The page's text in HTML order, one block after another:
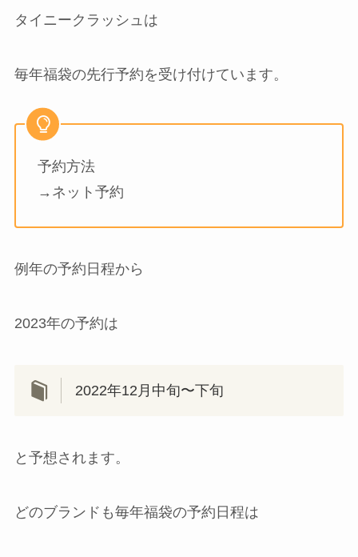
タイニークラッシュは
毎年福袋の先行予約を受け付けています。
予約方法
→ネット予約
例年の予約日程から
2023年の予約は
2022年12月中旬〜下旬
と予想されます。
どのブランドも毎年福袋の予約日程は